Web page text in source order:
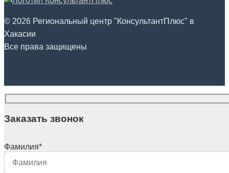
© 2026 Региональный центр "КонсультантПлюс" в
Хакасии
Все права защищены
Заказать звонок
Фамилия*